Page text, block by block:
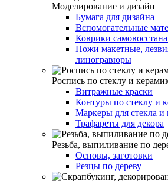
Моделирование и дизайн
Бумага для дизайна
Вспомогательные
Коврики
Ножи макетные,
линогравюры
Роспись по стеклу и
Витражные краски
Контуры по стеклу и
Маркеры для стекла и
Трафареты для декора
Резьба, выпиливание по
Основы, заготовки
Резцы по дереву